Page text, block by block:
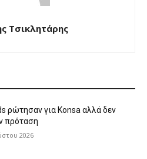
Τσικλητάρης
ρώτησαν για Konsa αλλά δεν
πρόταση
2026